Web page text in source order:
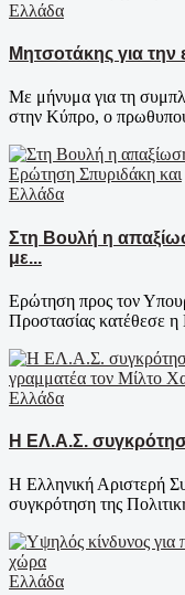
Ελλάδα
Μητσοτάκης για την
Με μήνυμα για τη
στην Κύπρο, ο
Ελλάδα
Στη Βουλή η
με...
Ερώτηση προς τον
Προστασίας κατέθεσε η
Ελλάδα
Η ΕΛ.Α.Σ.
Η Ελληνική Αριστερή
συγκρότηση της
Ελλάδα